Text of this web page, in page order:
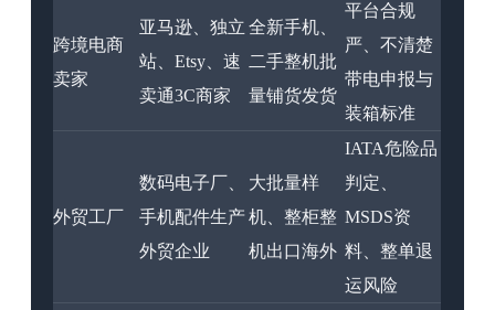
跨境电商
卖家
亚马逊、独立
站、Etsy、速
卖通3C商家
全新手机、
二手整机批
量铺货发货
平台合规
严、不清楚
带电申报与
装箱标准
外贸工厂
数码电子厂、
手机配件生产
外贸企业
大批量样
机、整柜整
机出口海外
IATA危险品
判定、
MSDS资
料、整单退
运风险